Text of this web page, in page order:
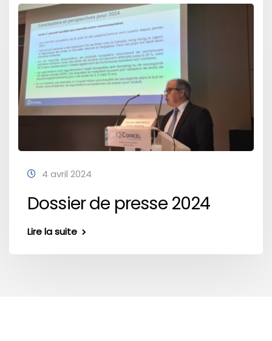
4 avril 2024
Dossier de presse 2024
Lire la suite